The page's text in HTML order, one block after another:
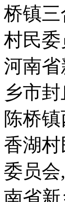
桥镇
村民
河南
乡市
陈桥
香湖
委员
南省